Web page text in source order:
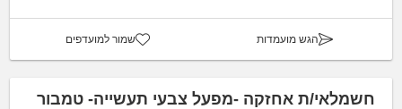
הגש מועמדות שמור למועדפים
חשמלאי/ת אחזקה -מפעל צבעי תעשייה- טמבור